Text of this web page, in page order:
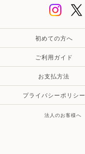
初めての方へ
ご利用ガイド
お支払方法
プライバシーポリシー
法人のお客様へ